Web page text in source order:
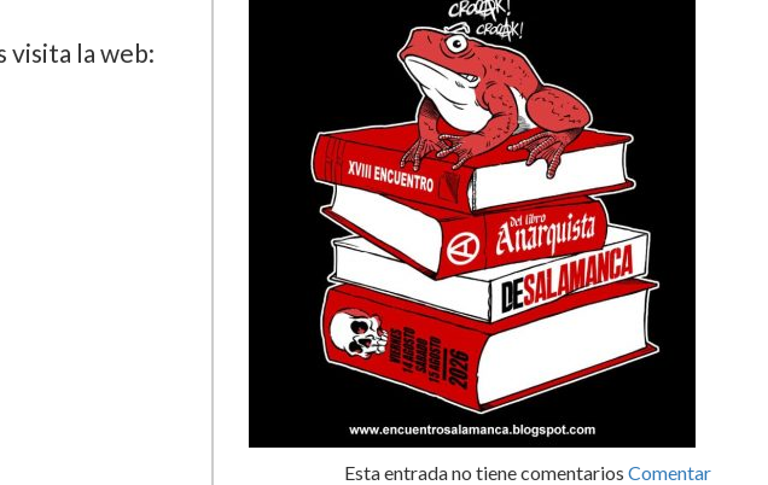
visita la web:
Esta entrada no tiene comentarios Comentar